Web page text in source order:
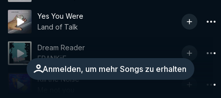
Yes You Were
Land of Talk
Anmelden, um mehr Songs zu erhalten
Dream Reader
FRANKiiE
Kill the Noise